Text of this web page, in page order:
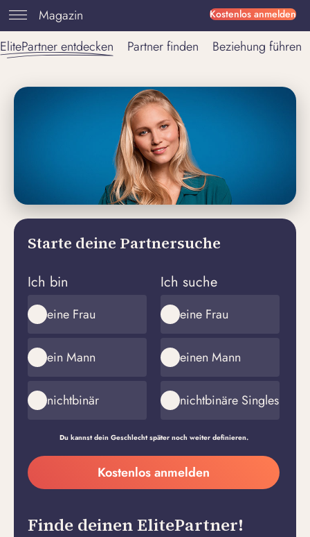
Kostenlos anmelden
Magazin
ElitePartner entdecken
Partner finden Beziehung führen
Starte deine Partnersuche
Ich bin
eine Frau
ein Mann
nichtbinär
Ich suche
eine Frau
einen Mann
nichtbinäre Singles
Du kannst dein Geschlecht später noch weiter definieren.
Meine
E-
Adresse
erstellen
Kostenlos anmelden
Finde deinen ElitePartner!